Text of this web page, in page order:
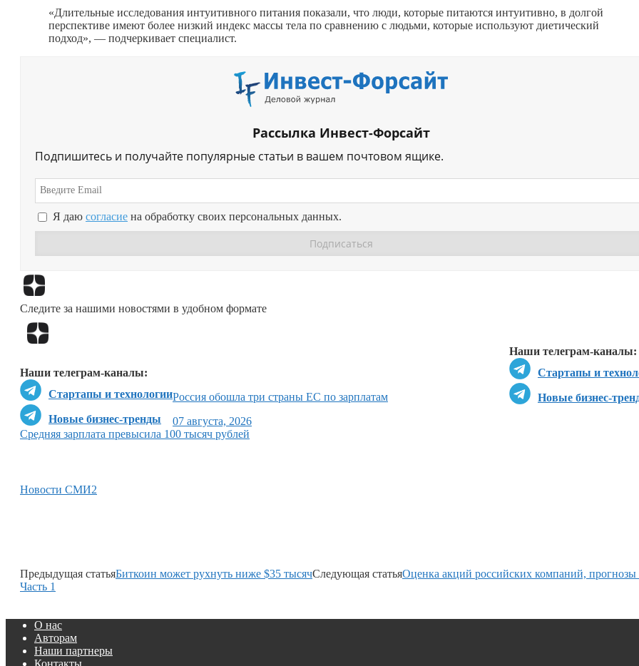
«Длительные исследования интуитивного питания показали, что люди, которые питаются интуитивно, в долгой
перспективе имеют более низкий индекс массы тела по сравнению с людьми, которые используют диетический
подход», — подчеркивает специалист.
Рассылка Инвест-Форсайт
Подпишитесь и получайте популярные статьи в вашем почтовом ящике.
Я даю согласие на обработку своих персональных данных.
Следите за нашими новостями в удобном формате
Наши телеграм-каналы:
Стартапы и
Новые бизнес-
Наши телеграм-каналы:
Стартапы и технологии
Новые бизнес-тренды
Россия обошла три страны ЕС по зарплатам
07 августа, 2026
Средняя зарплата превысила 100 тысяч рублей
Новости СМИ2
Предыдущая статьяБиткоин может рухнуть ниже $35 тысячСледующая статьяОценка акций российских компаний,
Часть 1
О нас
Авторам
Наши партнеры